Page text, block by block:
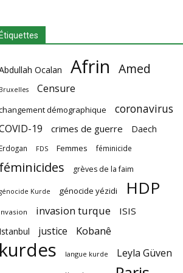
Ocalan Afrin Amed
Censure
démographique coronavirus
19 crimes de guerre Daech
FDS Femmes féminicide
grèves de la faim
Kurde génocide yézidi HDP
invasion turque ISIS
justice Kobanê
langue kurde Leyla Güven